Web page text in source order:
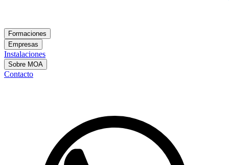
Formaciones
Empresas
Instalaciones
Sobre MOA
Contacto